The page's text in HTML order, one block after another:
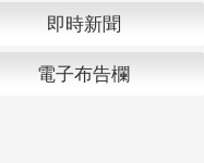
即時新聞
電子布告欄